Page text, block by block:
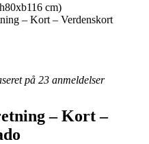
cm)
– Kort – Verdenskort
på 23 anmeldelser
– Kort –